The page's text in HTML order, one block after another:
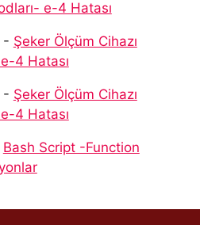
e-4 Hatası
- Şeker Ölçüm Cihazı
4 Hatası
- Şeker Ölçüm Cihazı
4 Hatası
Bash Script -Function